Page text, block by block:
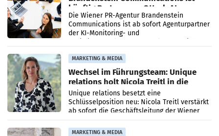
künftig Partner von OtterlyAI
Die Wiener PR-Agentur Brandenstein
Communications ist ab sofort Agenturpartner
der KI-Monitoring- und
MARKETING & MEDIA
Wechsel im Führungsteam: Unique
relations holt Nicola Treitl in die
Geschäftsleitung
Unique relations besetzt eine
Schlüsselposition neu: Nicola Treitl verstärkt
ab sofort die Geschäftsleitung der Wiener
PR-Agentur an der Seite von Josef Kalina und
Anna Kalina-Mahr.
MARKETING & MEDIA